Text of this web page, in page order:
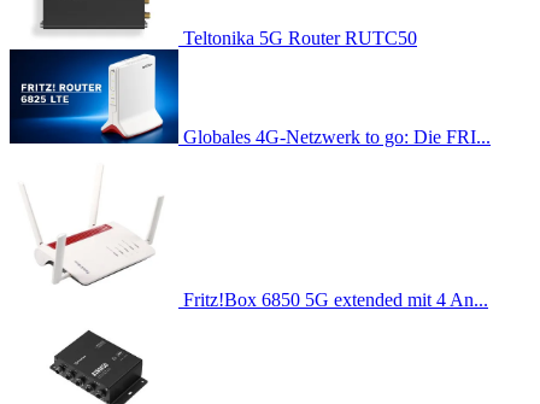
Teltonika 5G Router RUTC50
Globales 4G-Netzwerk to go: Die FRI...
Fritz!Box 6850 5G extended mit 4 An...